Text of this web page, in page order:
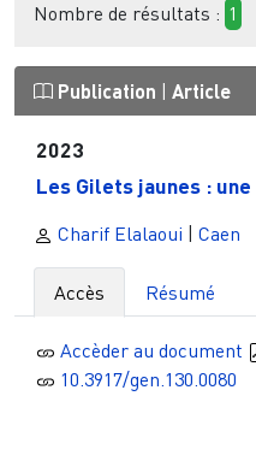
Nombre de résultats : 1
Publication Article
2023
Les Gilets jaunes :
Charif Elalaoui | Caen
Accès Résumé
Accèder au document
10.3917/gen.130.0080